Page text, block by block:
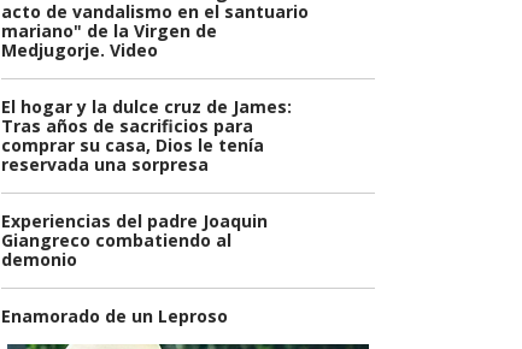
acto de vandalismo en el santuario
mariano" de la Virgen de
Medjugorje. Video
El hogar y la dulce cruz de James:
Tras años de sacrificios para
comprar su casa, Dios le tenía
reservada una sorpresa
Experiencias del padre Joaquin
Giangreco combatiendo al
demonio
Enamorado de un Leproso